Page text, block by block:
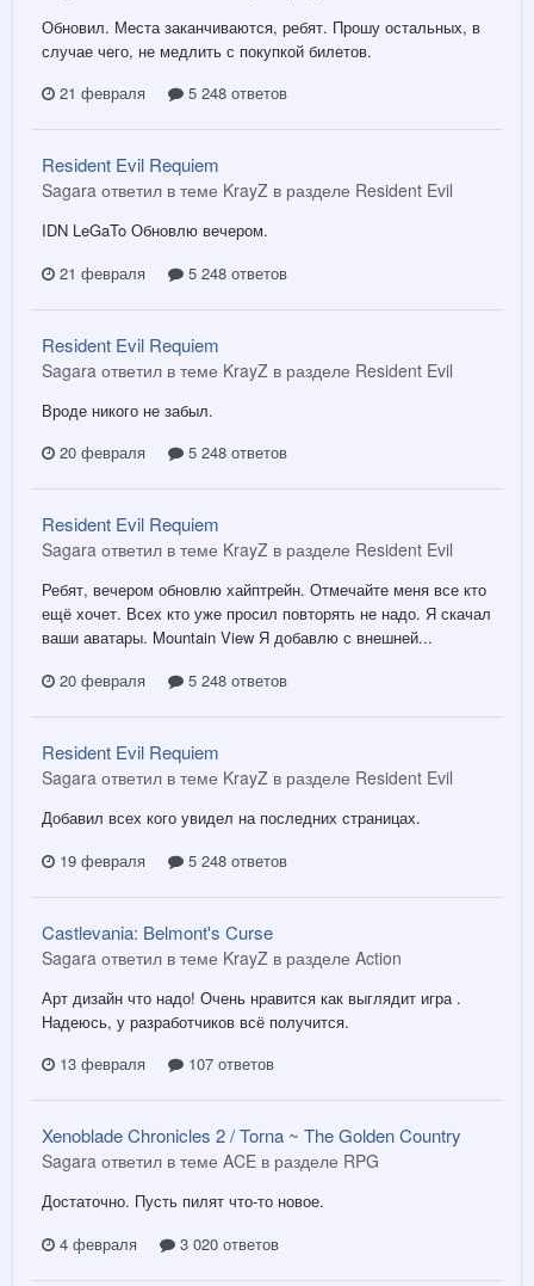
Обновил. Места заканчиваются, ребят. Прошу остальных, в
случае чего, не медлить с покупкой билетов.
21 февраля
5 248 ответов
Resident Evil Requiem
Sagara ответил в теме KrayZ в разделе Resident Evil
IDN LeGaTo Обновлю вечером.
21 февраля
5 248 ответов
Resident Evil Requiem
Sagara ответил в теме KrayZ в разделе Resident Evil
Вроде никого не забыл.
20 февраля
5 248 ответов
Resident Evil Requiem
Sagara ответил в теме KrayZ в разделе Resident Evil
Ребят, вечером обновлю хайптрейн. Отмечайте меня все кто
ещё хочет. Всех кто уже просил повторять не надо. Я скачал
ваши аватары. Mountain View Я добавлю с внешней...
20 февраля
5 248 ответов
Resident Evil Requiem
Sagara ответил в теме KrayZ в разделе Resident Evil
Добавил всех кого увидел на последних страницах.
19 февраля
5 248 ответов
Castlevania: Belmont's Curse
Sagara ответил в теме KrayZ в разделе Action
Арт дизайн что надо! Очень нравится как выглядит игра .
Надеюсь, у разработчиков всё получится.
13 февраля
107 ответов
Xenoblade Chronicles 2 / Torna ~ The Golden Country
Sagara ответил в теме ACE в разделе RPG
Достаточно. Пусть пилят что-то новое.
4 февраля
3 020 ответов